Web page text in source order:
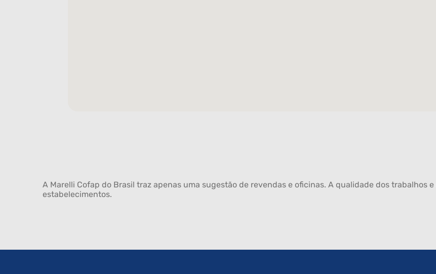
A Marelli Cofap do Brasil traz apenas uma sugestão de revendas e oficinas. A qualidade dos trabalhos
estabelecimentos.